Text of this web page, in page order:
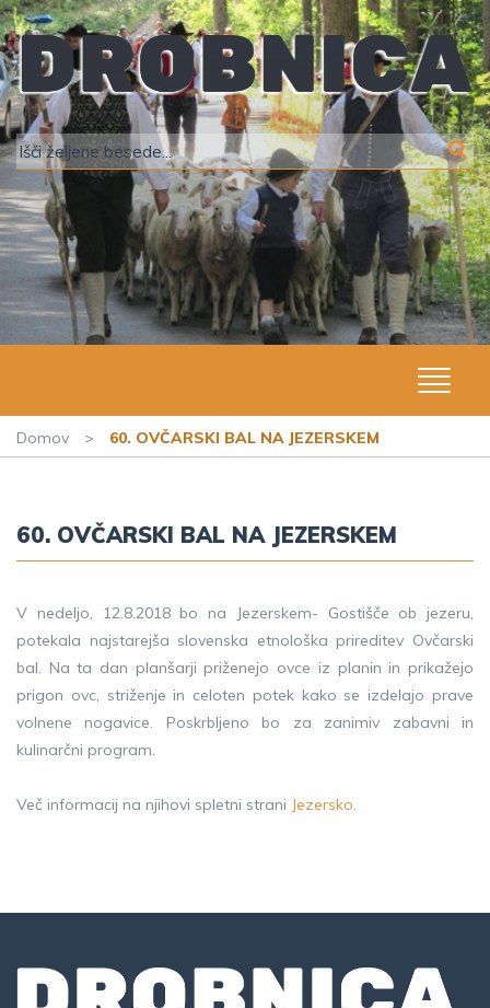
Domov > 60. OVČARSKI BAL NA JEZERSKEM
60. OVČARSKI BAL NA JEZERSKEM
V nedeljo, 12.8.2018 bo na Jezerskem- Gostišče ob jezeru,
potekala najstarejša slovenska etnološka prireditev Ovčarski
bal. Na ta dan planšarji priženejo ovce iz planin in prikažejo
prigon ovc, striženje in celoten potek kako se izdelajo prave
volnene nogavice. Poskrbljeno bo za zanimiv zabavni in
kulinarčni program.
Več informacij na njihovi spletni strani Jezersko.